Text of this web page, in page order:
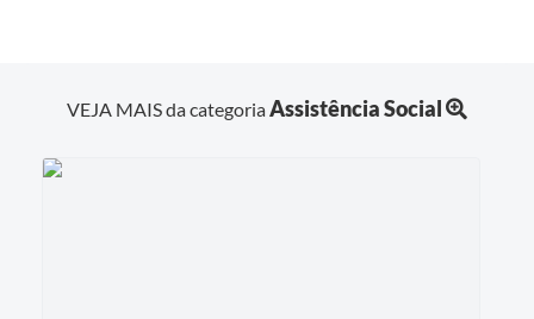
VEJA MAIS da categoriaAssistência Social